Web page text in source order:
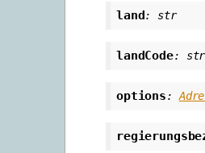
land: str
landCode: str
options: